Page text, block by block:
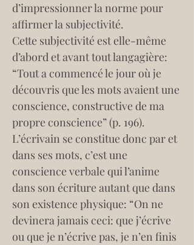
d’impressionner la norme pour
affirmer la subjectivité.
Cette subjectivité est elle-même
d’abord et avant tout langagière:
“Tout a commencé le jour où je
découvris que les mots avaient une
conscience, constructive de ma
propre conscience” (p. 196).
L’écrivain se constitue donc par et
dans ses mots, c’est une
conscience verbale qui l’anime
dans son écriture autant que dans
son existence physique: “On ne
devinera jamais ceci: que j’écrive
ou que je n’écrive pas, je n’en finis